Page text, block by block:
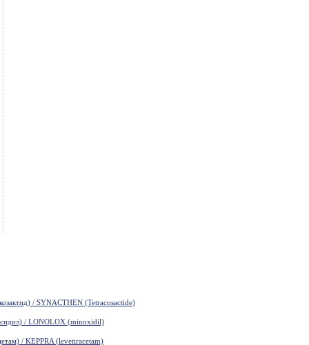
/ SYNACTHEN (Tetracosactide)
/ LONOLOX (minoxidil)
/ KEPPRA (levetiracetam)